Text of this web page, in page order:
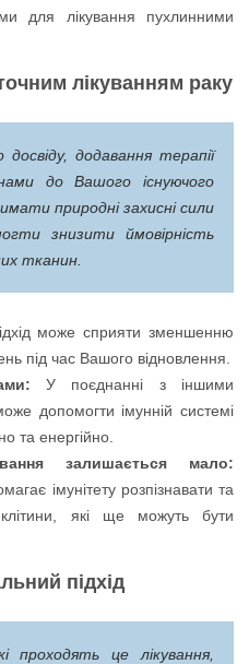
для лікування пухлинними
лікуванням раку
досвіду, додавання терапії
до Вашого існуючого
природні захисні сили
знизити ймовірність
тканин.
може сприяти зменшенню
під час Вашого відновлення.
У поєднанні з іншими
допомогти імунній системі
та енергійно.
залишається мало:
імунітету розпізнавати та
які ще можуть бути
підхід
проходять це лікування,